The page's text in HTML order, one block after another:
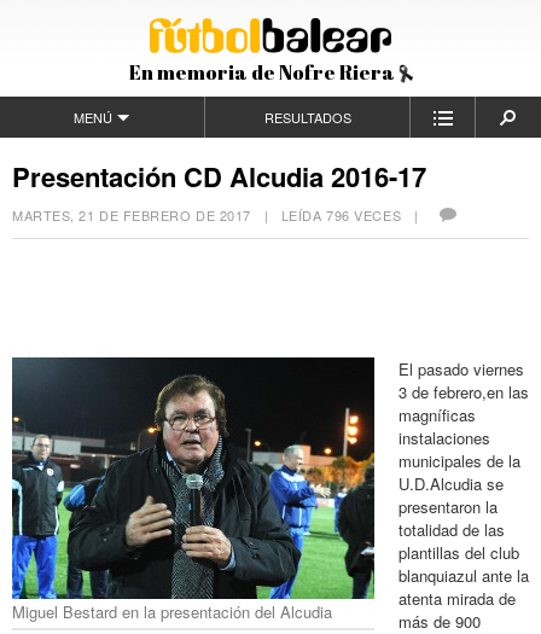
En memoria de Nofre Riera
MENÚ RESULTADOS
Presentación CD Alcudia 2016-17
MARTES, 21 DE FEBRERO DE 2017 | LEÍDA 796 VECES |
Miguel Bestard en la presentación del Alcudia
El pasado viernes
3 de febrero,en las
magníficas
instalaciones
municipales de la
U.D.Alcudia se
presentaron la
totalidad de las
plantillas del club
blanquiazul ante la
atenta mirada de
más de 900